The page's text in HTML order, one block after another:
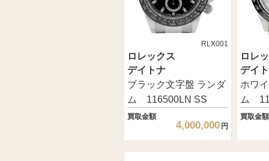
RLX001
ロレックス
デイトナ
ブラック文字盤 ランダ
ム 116500LN SS
買取金額
4,000,000 円
ロレ
デイ
ホワ
ム
買取金額